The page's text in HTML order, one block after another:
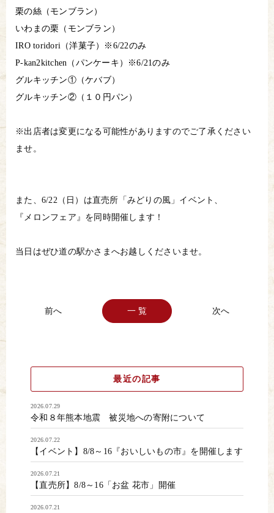
栗の絲（モンブラン）
いわまの栗（モンブラン）
IRO toridori（洋菓子）※6/22のみ
P-kan2kitchen（パンケーキ）※6/21のみ
グルキッチン①（ケバブ）
グルキッチン②（１０円パン）
※出店者は変更になる可能性がありますのでご了承ください
ませ。
また、6/22（日）は直売所「みどりの風」イベント、
『メロンフェア』を同時開催します！
当日はぜひ道の駅かさまへお越しくださいませ。
一 覧
最近の記事
2026.07.29
令和８年熊本地震 被災地への寄附について
2026.07.22
【イベント】8/8～16『おいしいもの市』を開催します
2026.07.21
【直売所】8/8～16「お盆 花市」開催
2026.07.21